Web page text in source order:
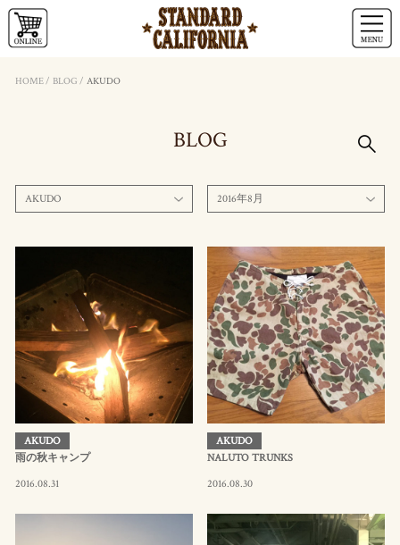
HOME/ BLOG / AKUDO
BLOG
AKUDO 2016年8月
AKUDO
雨の秋キャンプ
2016.08.31
AKUDO
NALUTO TRUNKS
2016.08.30